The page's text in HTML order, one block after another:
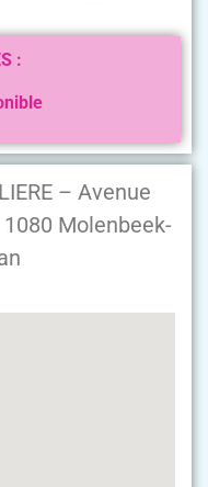
– Avenue
Molenbeek-
: